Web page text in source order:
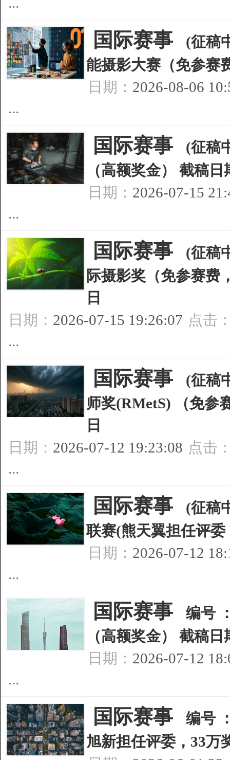
国际赛事]
(征稿
能摄影大赛（免参赛
日期： 2026-08-06
...
国际赛事]
(征稿
（高额奖金） 截稿
日期： 2026-07-15
...
国际赛事]
(征稿
际摄影奖（免参赛费
日
日期： 2026-07-15 19:26:07 点击
...
国际赛事]
(征稿
师奖(RMetS) （免参
日
日期： 2026-07-12 19:23:08 点击
...
国际赛事]
(征稿
联赛(熊天翼担任评委
日期： 2026-07-12
...
国际赛事]
编号
（高额奖金） 截稿
日期： 2026-07-12
...
国际赛事]
编号
旭新担任评委，33万